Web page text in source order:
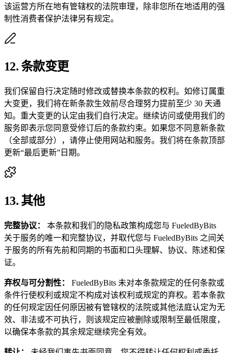
该运营方所在地有管辖权的法院审理，除非您所在地适用的强
制性消费者保护法律另有规定。
12. 条款变更
我们保留自行决定随时修改或替换本条款的权利。如修订属重
大变更，我们将在新条款生效前尽合理努力提前至少 30 天通
知。重大变更的认定由我们自行决定。继续访问或使用我们的
服务即表示您同意受修订后的条款约束。如果您不同意新条款
（全部或部分），请停止使用网站和服务。我们将在条款顶部
更新“最后更新”日期。
13. 其他
完整协议：
本条款和我们的隐私政策构成您与 FueledByBits
关于服务的唯一和完整协议，并取代您与 FueledByBits 之间关
于服务的所有先前和同期的书面和口头理解、协议、陈述和保
证。
弃权与可分割性：
FueledByBits 未对本条款规定的任何条款或
条件行使权利或规定不构成对该权利或规定的弃权。若本条款
的任何规定因任何原因被有管辖权的法院或其他法庭认定为无
效、非法或不可执行，则该规定应被删除或限制至最低限度，
以确保本条款的其余规定继续完全有效。